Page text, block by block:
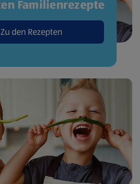
Familienrezepte
Zu den Rezepten